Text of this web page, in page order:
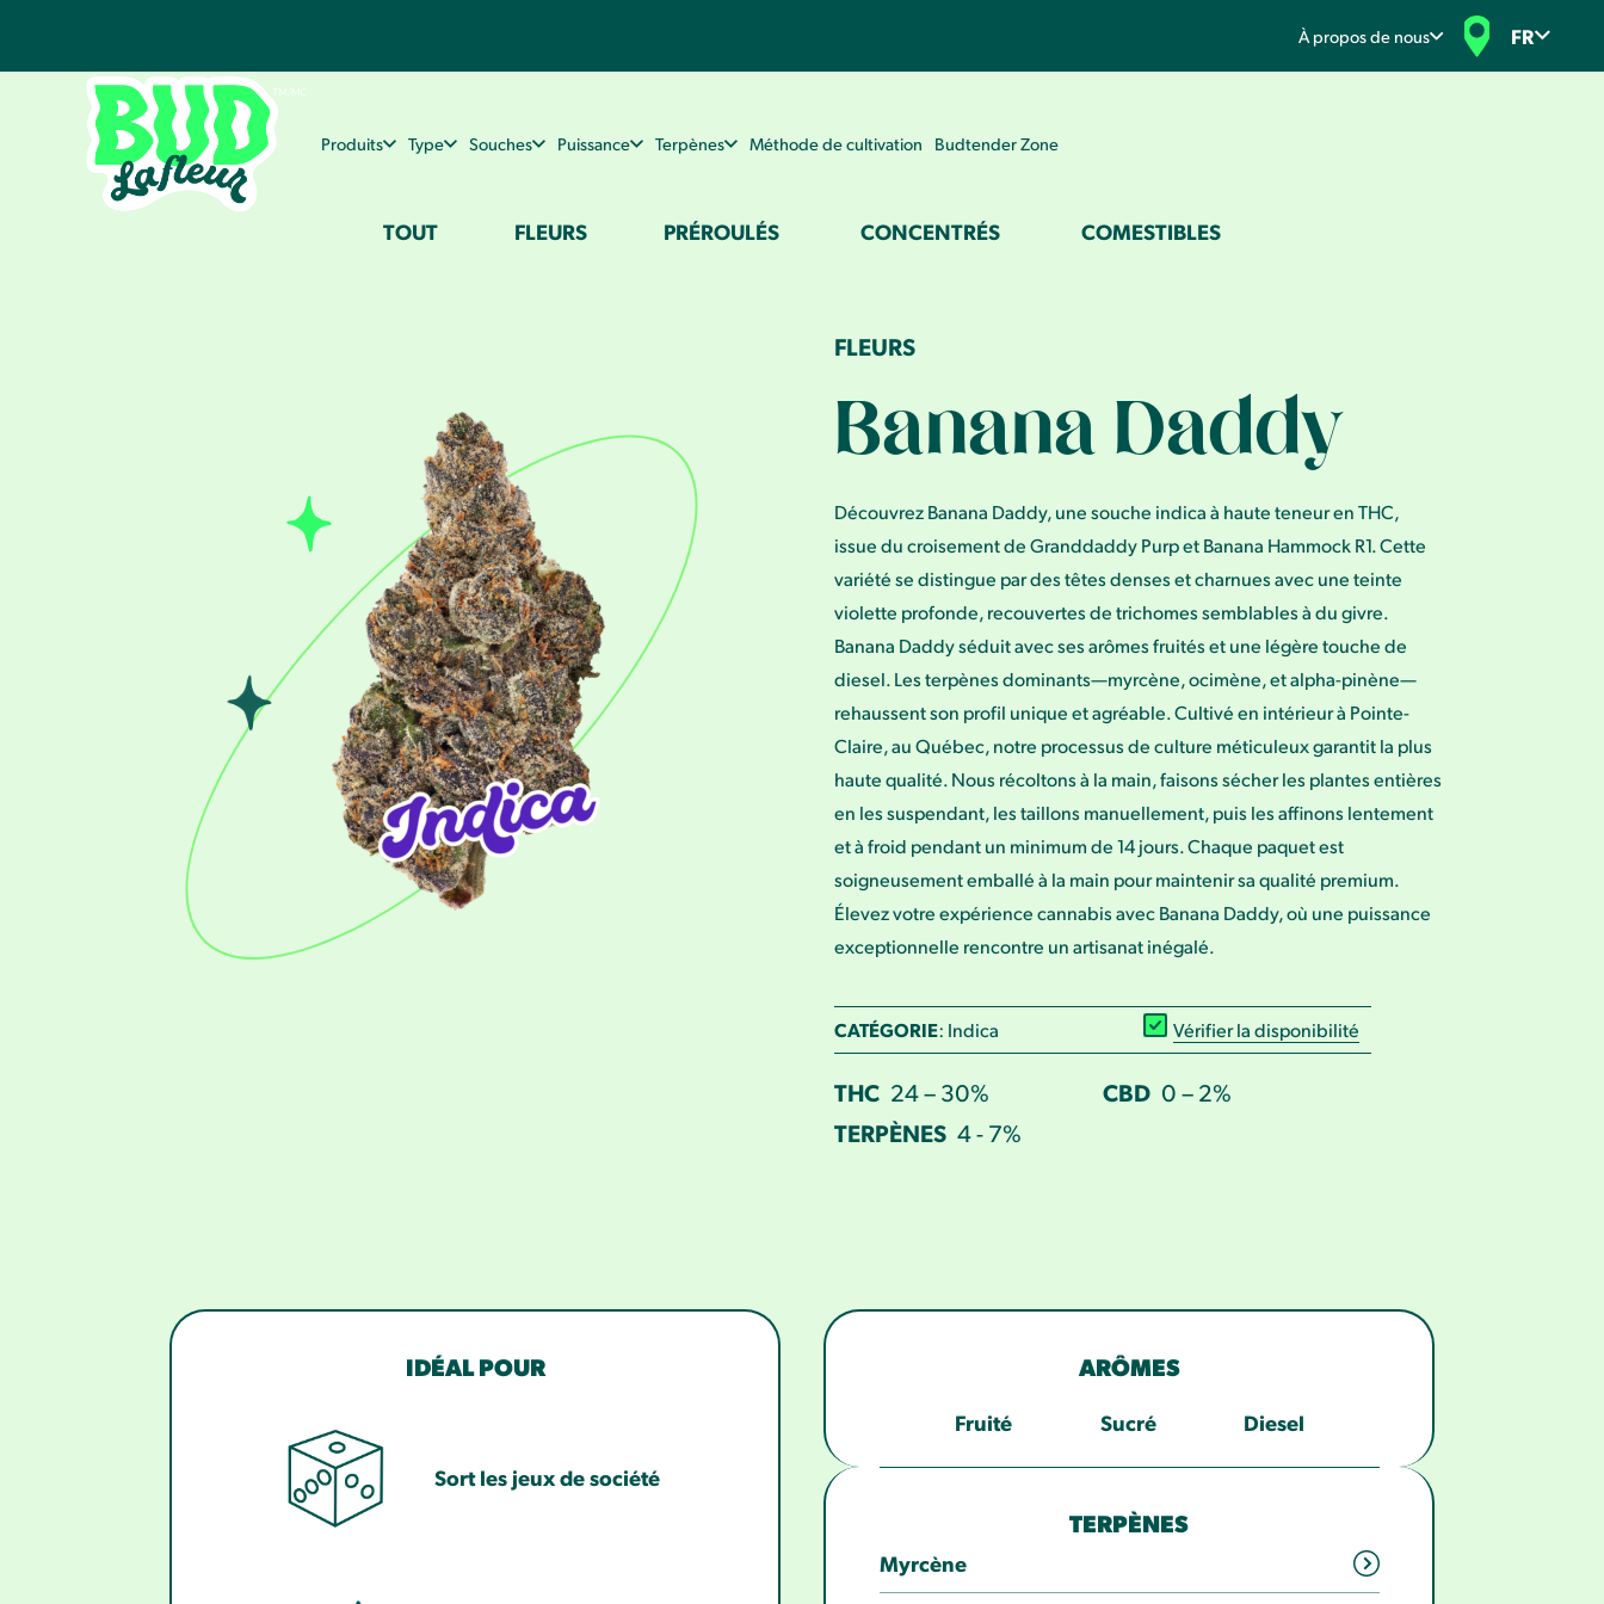
À propos de nous FR
Produits Type Souches Puissance Terpènes Méthode de cultivation Budtender Zone
TOUT FLEURS PRÉROULÉS CONCENTRÉS COMESTIBLES
FLEURS
Banana Daddy
Découvrez Banana Daddy, une souche indica à haute teneur en THC,
issue du croisement de Granddaddy Purp et Banana Hammock R1. Cette
variété se distingue par des têtes denses et charnues avec une teinte
violette profonde, recouvertes de trichomes semblables à du givre.
Banana Daddy séduit avec ses arômes fruités et une légère touche de
diesel. Les terpènes dominants—myrcène, ocimène, et alpha-pinène—
rehaussent son profil unique et agréable. Cultivé en intérieur à Pointe-
Claire, au Québec, notre processus de culture méticuleux garantit la plus
haute qualité. Nous récoltons à la main, faisons sécher les plantes entières
en les suspendant, les taillons manuellement, puis les affinons lentement
et à froid pendant un minimum de 14 jours. Chaque paquet est
soigneusement emballé à la main pour maintenir sa qualité premium.
Élevez votre expérience cannabis avec Banana Daddy, où une puissance
exceptionnelle rencontre un artisanat inégalé.
CATÉGORIE: Indica Vérifier la disponibilité
THC 24 – 30% CBD 0 – 2%
TERPÈNES 4 - 7%
IDÉAL POUR
Sort les jeux de société
ARÔMES
Fruité Sucré Diesel
TERPÈNES
Myrcène